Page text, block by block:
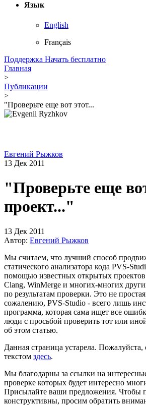
Язык
English
Français
Поддержка Начать бесплатно
Главная
>
Публикации
>
"Проверьте еще вот этот...
Евгений Рыжков
13 Дек 2011
"Проверьте еще
проект..."
13 Дек 2011
Автор: Евгений Рыжков
Мы считаем, что лучший способ
статического анализатора кода PVS-
помощью известных открытых
Clang, WinMerge и многих-многих
по результатам проверки. Это не
сожалению, PVS-Studio - всего лишь
программа, которая сама ищет все
люди с просьбой проверить тот или
об этом статью.
Данная страница устарела. Пожалуйста,
текстом здесь.
Мы благодарны за ссылки на
проверке которых будет интересно
Присылайте ваши предложения. Чтобы
конструктивны, просим обратить